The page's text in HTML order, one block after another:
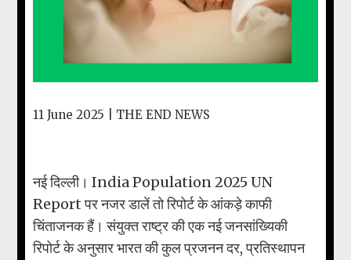
11 June 2025 | THE END NEWS
नई दिल्ली। India Population 2025 UN
Report पर नजर डालें तो रिपोर्ट के आंकड़े काफी
चिंताजनक हैं। संयुक्त राष्ट्र की एक नई जनसांख्यिकी
रिपोर्ट के अनुसार भारत की कुल प्रजनन दर, प्रतिस्थापन